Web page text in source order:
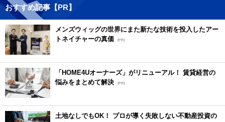
おすすめ記事【PR】
メンズウィッグの世界にまた新たな技術を投入したアー
トネイチャーの真価 [PR]
「HOME4Uオーナーズ」がリニューアル！ 賃貸経営の
悩みをまとめて解決 [PR]
土地なしでもOK！ プロが導く失敗しない不動産投資の